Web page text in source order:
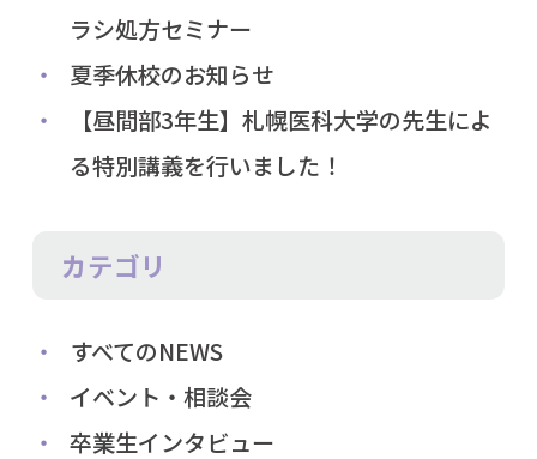
ラシ処方セミナー
夏季休校のお知らせ
【昼間部3年生】札幌医科大学の先生によ
る特別講義を行いました！
カテゴリ
すべてのNEWS
イベント・相談会
卒業生インタビュー